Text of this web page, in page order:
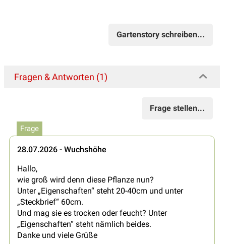
Gartenstory schreiben...
Fragen & Antworten (1)
Frage stellen...
Frage
28.07.2026 - Wuchshöhe
Hallo,
wie groß wird denn diese Pflanze nun?
Unter „Eigenschaften“ steht 20-40cm und unter
„Steckbrief“ 60cm.
Und mag sie es trocken oder feucht? Unter
„Eigenschaften“ steht nämlich beides.
Danke und viele Grüße